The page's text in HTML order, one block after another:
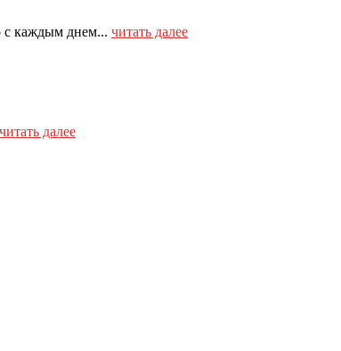
с каждым днем... читать далее
читать далее